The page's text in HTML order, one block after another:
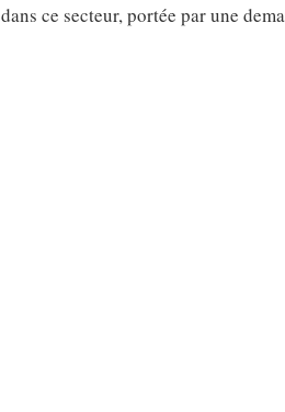
ce secteur, portée par une